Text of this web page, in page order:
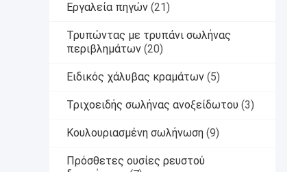
Εργαλεία πηγών (21)
Τρυπώντας με τρυπάνι σωλήνας
περιβλημάτων (20)
Ειδικός χάλυβας κραμάτων (5)
Τριχοειδής σωλήνας ανοξείδωτου (3)
Κουλουριασμένη σωλήνωση (9)
Πρόσθετες ουσίες ρευστού